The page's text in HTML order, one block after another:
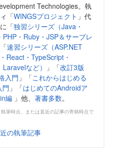
Technologies。執
「WINGSプロジェクト 」代
「独習シリーズ（Java・
・Ruby・JSP＆サーブレ
速習シリーズ（ASP.NET
React・TypeScript・
など）
」「改訂3版
入門 」「これからはじめる
門 」「はじめてのAndroidア
編 」他、 著書多数。
筆時点、または直近の記事の寄稿時点で
の執筆記事